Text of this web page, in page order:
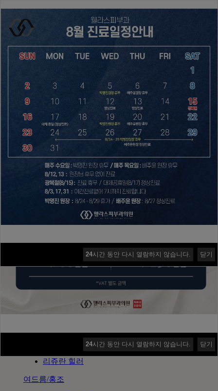
팝업레이어 알림
24시간 동안 다시 열람하지 않습니다. 닫기
24시간 동안 다시 열람하지 않습니다. 닫기
웰라스피부과의원
의료진소개
장비소개
둘러보기
오시는길
이벤트
탄력/리프팅
Meta Vu 3D 메타뷰
Thermage 써마지
Ulthera 울쎄라
Inmode 인모드
색소/문신
쥬베룩/쥬베룩볼륨
리쥬란 힐러
여드름/홍조